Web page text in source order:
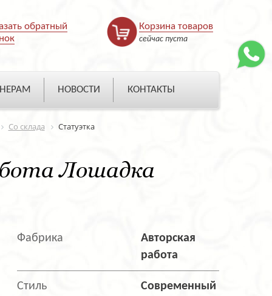
обратный
Корзина товаров
сейчас пуста
НОВОСТИ КОНТАКТЫ
Со склада Статуэтка
Лошадка
Фабрика
Авторская
работа
Стиль Современный